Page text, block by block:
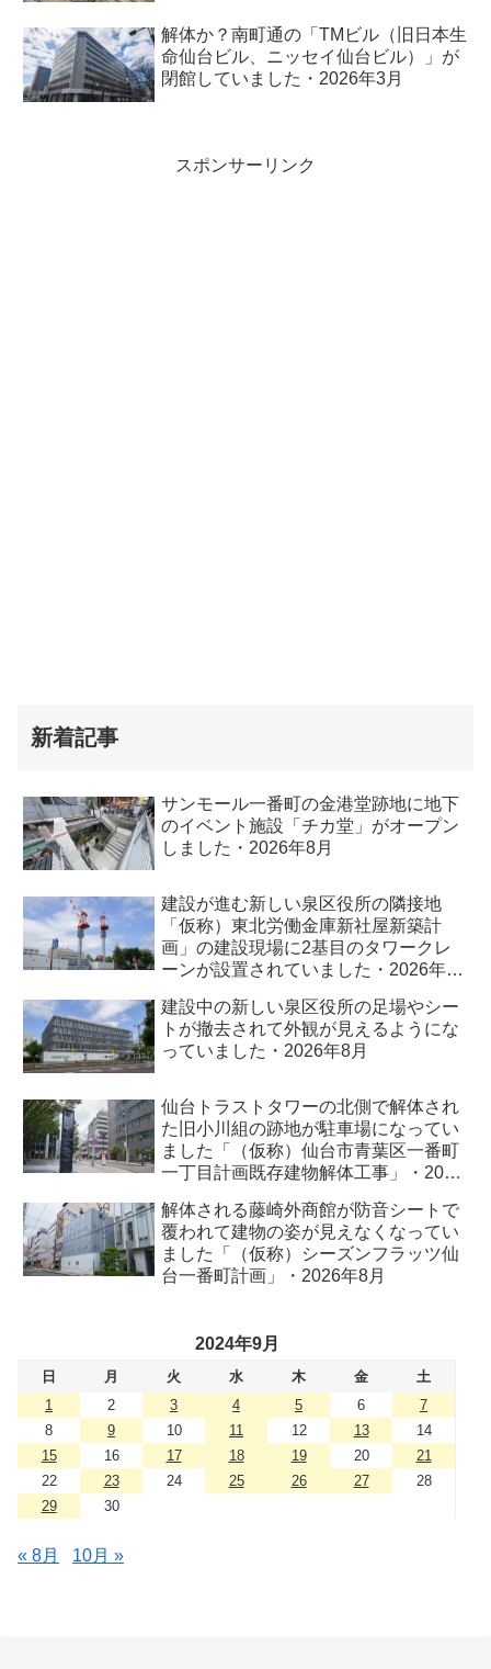
解体か？南町通の「TMビル（旧日本生
命仙台ビル、ニッセイ仙台ビル）」が
閉館していました・2026年3月
スポンサーリンク
新着記事
サンモール一番町の金港堂跡地に地下
のイベント施設「チカ堂」がオープン
しました・2026年8月
建設が進む新しい泉区役所の隣接地
「仮称）東北労働金庫新社屋新築計
画」の建設現場に2基目のタワークレ
ーンが設置されていました・2026年8
建設中の新しい泉区役所の足場やシー
トが撤去されて外観が見えるようにな
っていました・2026年8月
仙台トラストタワーの北側で解体され
た旧小川組の跡地が駐車場になってい
ました「（仮称）仙台市青葉区一番町
一丁目計画既存建物解体工事」・2026
解体される藤崎外商館が防音シートで
覆われて建物の姿が見えなくなってい
ました「（仮称）シーズンフラッツ仙
台一番町計画」・2026年8月
2024年9月
日 月 火 水 木 金
土
1
2 3 4 5 6
7
8
9 10 11 12 13
14
15
16 17 18 19 20
21
22
23 24 25 26 27
28
29
30
« 8月 10月 »